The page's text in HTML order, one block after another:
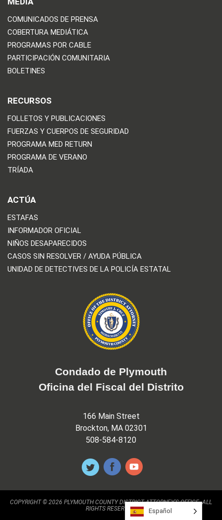
COMUNICADOS DE PRENSA
COBERTURA MEDIÁTICA
PROGRAMAS POR CABLE
PARTICIPACIÓN COMUNITARIA
BOLETINES
RECURSOS
FOLLETOS Y PUBLICACIONES
FUERZAS Y CUERPOS DE SEGURIDAD
PROGRAMA MED RETURN
PROGRAMA DE VERANO
TRÍADA
ACTÚA
ESTAFAS
INFORMADOR OFICIAL
NIÑOS DESAPARECIDOS
CASOS SIN RESOLVER / AYUDA PÚBLICA
UNIDAD DE DETECTIVES DE LA POLICÍA ESTATAL
Condado de Plymouth
Oficina del Fiscal del Distrito
166 Main Street
Brockton, MA 02301
508-584-8120
COPYRIGHT © 2026 PLYMOUTH COUNTY DISTRICT ATTORNEY'S OFFICE. ALL
RIGHTS RESERVED.
Español